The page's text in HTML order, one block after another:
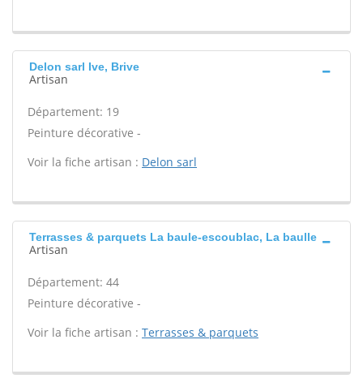
Delon sarl Ive, Brive
Artisan
Département: 19
Peinture décorative -
Voir la fiche artisan : Delon sarl
Terrasses & parquets La baule-escoublac, La baulle
Artisan
Département: 44
Peinture décorative -
Voir la fiche artisan : Terrasses & parquets